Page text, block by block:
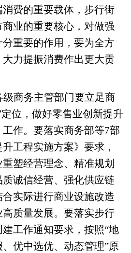
费的重要载体，步行街
业的重要核心， 对做强
重要的作用 ，要为全方
力提振消费作出更大贡
级商务主管部门要立足商
位， 做好零售业创新提升
作。 要落实商务部等7部
工程实施方案》 要求，
塑经营理念、精准规划
诚信经营、强化供应链
合实际进行商业设施改造
质量发展。要落实步行
工作通知要求，按照“地
优中选优、动态管理”原